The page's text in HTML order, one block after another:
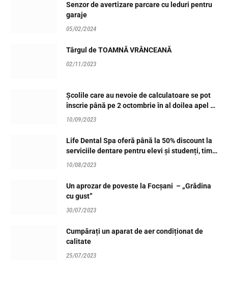
Senzor de avertizare parcare cu leduri pentru
garaje
05/02/2024
Târgul de TOAMNĂ VRÂNCEANĂ
02/11/2023
Școlile care au nevoie de calculatoare se pot
înscrie până pe 2 octombrie în al doilea apel al
programului Dăm Click pe România 2023
10/09/2023
Life Dental Spa oferă până la 50% discount la
serviciile dentare pentru elevi și studenți, timp
de o lună, până la începerea noului an școlar
10/08/2023
Un aprozar de poveste la Focșani – „Grădina
cu gust”
30/07/2023
Cumpărați un aparat de aer condiționat de
calitate
25/07/2023